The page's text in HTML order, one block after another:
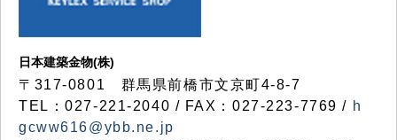
日本建築金物(株)
〒317‐0801 群馬県前橋市文京町4-8-7
TEL：027-221-2040 / FAX：027-223-7769 / h
gcww616@ybb.ne.jp